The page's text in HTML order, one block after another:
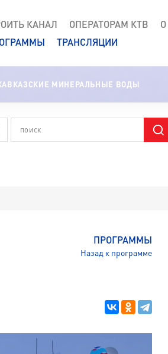
КАНАЛ ОПЕРАТОРАМ КТВ
ТРАНСЛЯЦИИ
МИНЕРАЛЬНЫЕ ВОДЫ
ПРОГРАММЫ
Назад к программе